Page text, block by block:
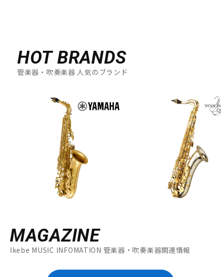
HOT BRANDS
管楽器・吹奏楽器 人気のブランド
MAGAZINE
Ikebe MUSIC INFOMATION 管楽器・吹奏楽器関連情報